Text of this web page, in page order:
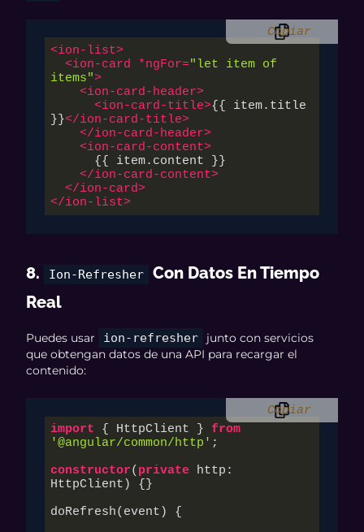
Copiar
<ion-list>
<ion-card *ngFor="let item of
items">
<ion-card-header>
<ion-card-title>{{ item.title
}}</ion-card-title>
</ion-card-header>
<ion-card-content>
</ion-card-content>
</ion-card>
</ion-list>
8. Ion-Refresher
Con Datos En Tiempo
Real
Puedes usar ion-refresher
junto con servicios
que obtengan datos de una API para recargar el
contenido:
Copiar
import { HttpClient } from
'@angular/common/http' ;
constructor( private http:
HttpClient ) {}
doRefresh(event) {